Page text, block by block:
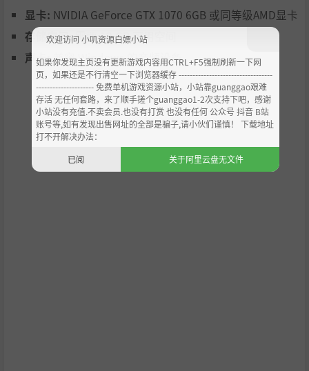
显卡: NVIDIA GeForce GTX 1070 6GB 或同等级AMD显卡
存储空间:需要 12 GB 可用空间
声卡:兼容 Windows 的音频设备
欢迎访问 小叽资源白嫖小站
如果你发现主页没有更新游戏内容用CTRL+F5强制刷新一下网
页，如果还是不行清空一下浏览器缓存 ----------------------------------
--------------------- 免费单机游戏资源小站，小站靠guanggao艰难
存活 无任何套路，来了顺手搓个guanggao1-2次支持下吧，感谢
小站没有充值.不卖会员.也没有打赏 也没有任何 公众号 抖音 B站
账号等,如有发现出售网址的全部是骗子,请小伙们谨慎！ 下载地址
打不开解决办法：
已阅
关于阿里云盘无文件